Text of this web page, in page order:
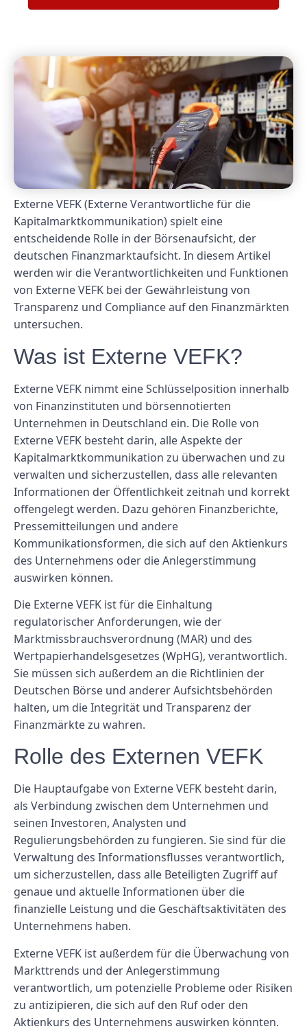
Externe VEFK (Externe Verantwortliche für die
Kapitalmarktkommunikation) spielt eine
entscheidende Rolle in der Börsenaufsicht, der
deutschen Finanzmarktaufsicht. In diesem Artikel
werden wir die Verantwortlichkeiten und Funktionen
von Externe VEFK bei der Gewährleistung von
Transparenz und Compliance auf den Finanzmärkten
untersuchen.
Was ist Externe VEFK?
Externe VEFK nimmt eine Schlüsselposition innerhalb
von Finanzinstituten und börsennotierten
Unternehmen in Deutschland ein. Die Rolle von
Externe VEFK besteht darin, alle Aspekte der
Kapitalmarktkommunikation zu überwachen und zu
verwalten und sicherzustellen, dass alle relevanten
Informationen der Öffentlichkeit zeitnah und korrekt
offengelegt werden. Dazu gehören Finanzberichte,
Pressemitteilungen und andere
Kommunikationsformen, die sich auf den Aktienkurs
des Unternehmens oder die Anlegerstimmung
auswirken können.
Die Externe VEFK ist für die Einhaltung
regulatorischer Anforderungen, wie der
Marktmissbrauchsverordnung (MAR) und des
Wertpapierhandelsgesetzes (WpHG), verantwortlich.
Sie müssen sich außerdem an die Richtlinien der
Deutschen Börse und anderer Aufsichtsbehörden
halten, um die Integrität und Transparenz der
Finanzmärkte zu wahren.
Rolle des Externen VEFK
Die Hauptaufgabe von Externe VEFK besteht darin,
als Verbindung zwischen dem Unternehmen und
seinen Investoren, Analysten und
Regulierungsbehörden zu fungieren. Sie sind für die
Verwaltung des Informationsflusses verantwortlich,
um sicherzustellen, dass alle Beteiligten Zugriff auf
genaue und aktuelle Informationen über die
finanzielle Leistung und die Geschäftsaktivitäten des
Unternehmens haben.
Externe VEFK ist außerdem für die Überwachung von
Markttrends und der Anlegerstimmung
verantwortlich, um potenzielle Probleme oder Risiken
zu antizipieren, die sich auf den Ruf oder den
Aktienkurs des Unternehmens auswirken könnten.